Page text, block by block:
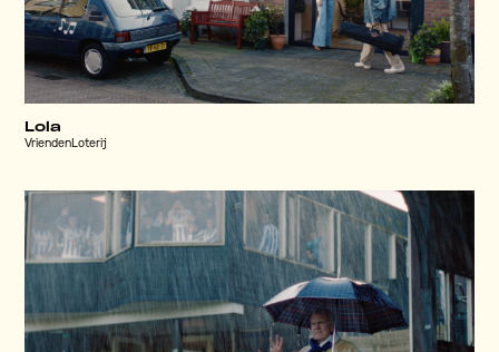
Lola
VriendenLoterij